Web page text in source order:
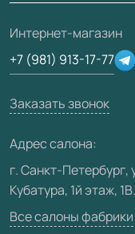
Отзывы клиентов
Техническая
Юридическая
3D-модели
О фабрике
Сертификаты
Производство
Вакансии
Видео
Карта сайта
Интернет-магазин
+7 (981) 913-17-77
Заказать звонок
Адрес салона:
г. Санкт-Петербург,
Кубатура, 1й этаж,
Все салоны фабрики